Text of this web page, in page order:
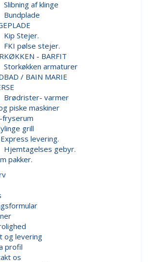
Slibning af klinge
Bundplade
Kip Stejer.
FKI pølse stejer.
- BARFIT
Storkøkken armaturer
/ BAIN MARIE
Brødrister- varmer
piske maskiner
fryserum
grill
Express levering.
Hjemtagelses gebyr.
pakker.
og levering
profil
os